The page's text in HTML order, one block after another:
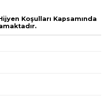
Koşulları Kapsamında